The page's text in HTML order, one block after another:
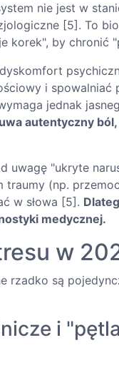
nie jest w
[5]. To
korek", by chronić
i
jednak
autentyczny
uwagę "ukryte
traumy (np.
w słowa [5].
medycznej.
w
rzadko są
i